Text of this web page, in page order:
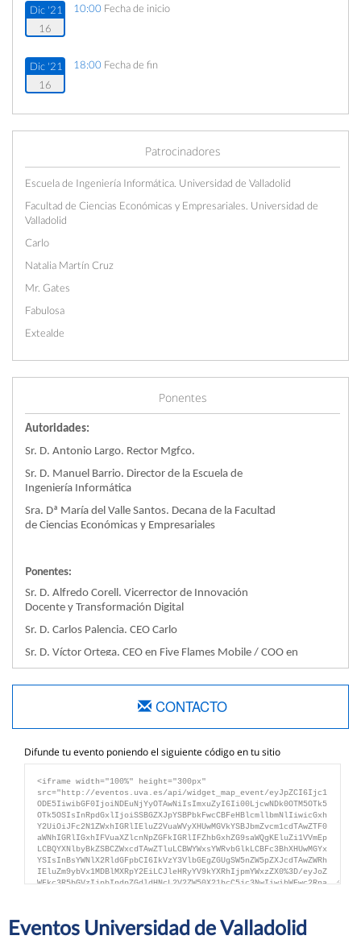
Dic '21
16
10:00 Fecha de inicio
Dic '21
16
18:00 Fecha de fin
Patrocinadores
Escuela de Ingeniería Informática. Universidad de Valladolid
Facultad de Ciencias Económicas y Empresariales. Universidad de
Valladolid
Carlo
Natalia Martín Cruz
Mr. Gates
Fabulosa
Extealde
Ponentes
Autoridades:
Sr. D. Antonio Largo. Rector Mgfco.
Sr. D. Manuel Barrio. Director de la Escuela de
Ingeniería Informática
Sra. Dª María del Valle Santos. Decana de la Facultad
de Ciencias Económicas y Empresariales
Ponentes:
Sr. D. Alfredo Corell. Vicerrector de Innovación
Docente y Transformación Digital
Sr. D. Carlos Palencia. CEO Carlo
Sr. D. Víctor Ortega. CEO en Five Flames Mobile / COO en
Maybein
Sr. D. Francisco Javier Martín Clavo. Director Territorial Castilla-
León. Banco de Santander
Sr. D. Ricardo Ramos Sánchez de Movellán. Responsable
Sr. D. Pedro Ruiz de la Loma. Responsable de la Unidad de
Creación de Empresas del PCUVa
Sr. D. José María López Rodríguez. CEO CEDERED – Chairman
Redes de RRHH. Director de la Escuela de Buen Gobierno (DBG)
CONTACTO
Difunde tu evento poniendo el siguiente código en tu sitio
Eventos Universidad de Valladolid